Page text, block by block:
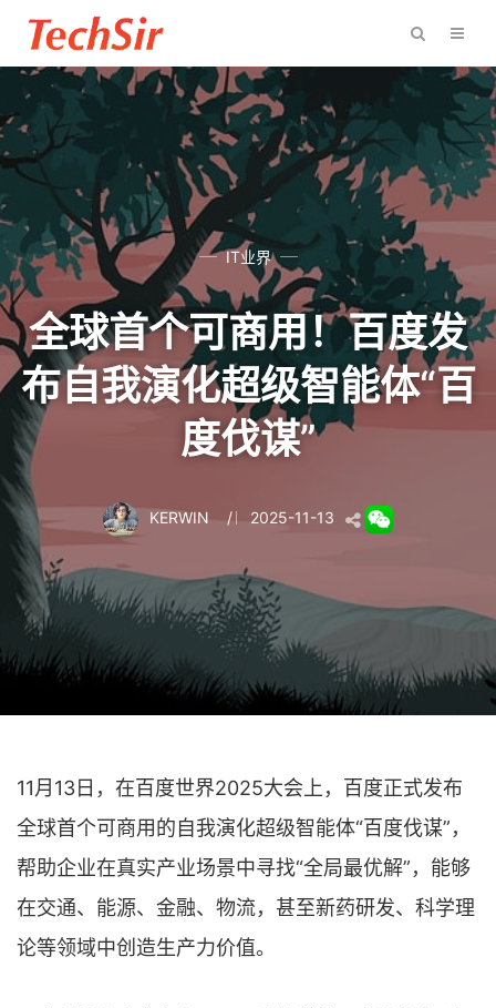
IT业界
全球首个可商用！百度发
布自我演化超级智能体“百
度伐谋”
KERWIN / 2025-11-13
11月13日，在百度世界2025大会上，百度正式发布
全球首个可商用的自我演化超级智能体“百度伐谋”，
帮助企业在真实产业场景中寻找“全局最优解”，能够
在交通、能源、金融、物流，甚至新药研发、科学理
论等领域中创造生产力价值。